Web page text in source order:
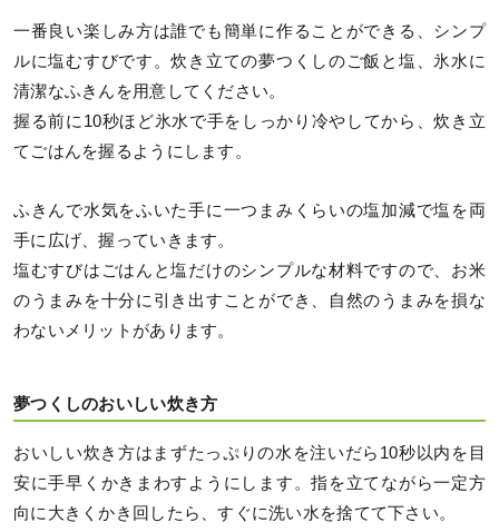
一番良い楽しみ方は誰でも簡単に作ることができる、シンプ
ルに塩むすびです。炊き立ての夢つくしのご飯と塩、氷水に
清潔なふきんを用意してください。
握る前に10秒ほど氷水で手をしっかり冷やしてから、炊き立
てごはんを握るようにします。
ふきんで水気をふいた手に一つまみくらいの塩加減で塩を両
手に広げ、握っていきます。
塩むすびはごはんと塩だけのシンプルな材料ですので、お米
のうまみを十分に引き出すことができ、自然のうまみを損な
わないメリットがあります。
夢つくしのおいしい炊き方
おいしい炊き方はまずたっぷりの水を注いだら10秒以内を目
安に手早くかきまわすようにします。指を立てながら一定方
向に大きくかき回したら、すぐに洗い水を捨てて下さい。